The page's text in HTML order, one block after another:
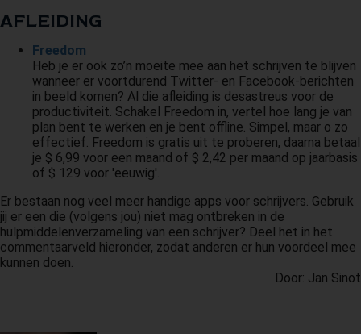
AFLEIDING
Freedom
Heb je er ook zo’n moeite mee aan het schrijven te blijven
wanneer er voortdurend Twitter- en Facebook-berichten
in beeld komen? Al die afleiding is desastreus voor de
productiviteit. Schakel Freedom in, vertel hoe lang je van
plan bent te werken en je bent offline. Simpel, maar o zo
effectief. Freedom is gratis uit te proberen, daarna betaal
je $ 6,99 voor een maand of $ 2,42 per maand op jaarbasis
of $ 129 voor 'eeuwig'.
Er bestaan nog veel meer handige apps voor schrijvers. Gebruik
jij er een die (volgens jou) niet mag ontbreken in de
hulpmiddelenverzameling van een schrijver? Deel het in het
commentaarveld hieronder, zodat anderen er hun voordeel mee
kunnen doen.
Door: Jan Sinot